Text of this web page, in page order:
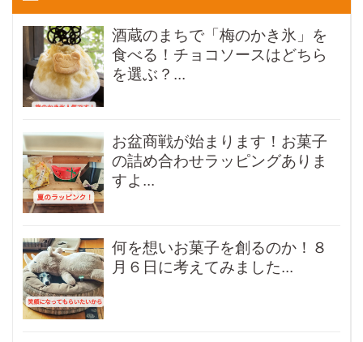
酒蔵のまちで「梅のかき氷」を
食べる！チョコソースはどちら
を選ぶ？...
お盆商戦が始まります！お菓子
の詰め合わせラッピングありま
すよ...
何を想いお菓子を創るのか！８
月６日に考えてみました...